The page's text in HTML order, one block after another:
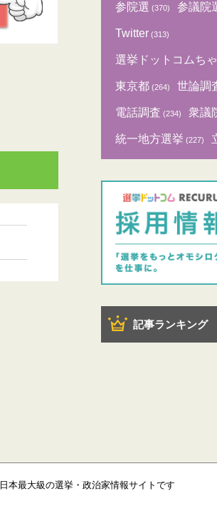
参院選 (370) 参議院
Twitter (313)
選挙ドットコムち
東京都 (264) 世論調
電話調査 (234) 衆議
統一地方選挙 (227)
記事ランキング
本最大級の選挙・政治家情報サイトです